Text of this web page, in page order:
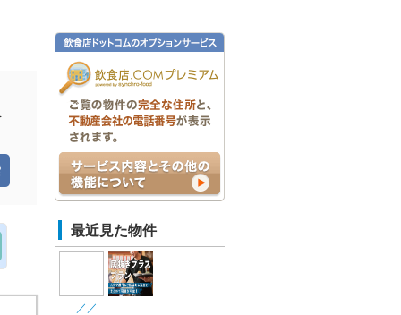
最近見た物件
／ ／